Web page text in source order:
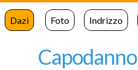
Dazi Foto Indrizzo